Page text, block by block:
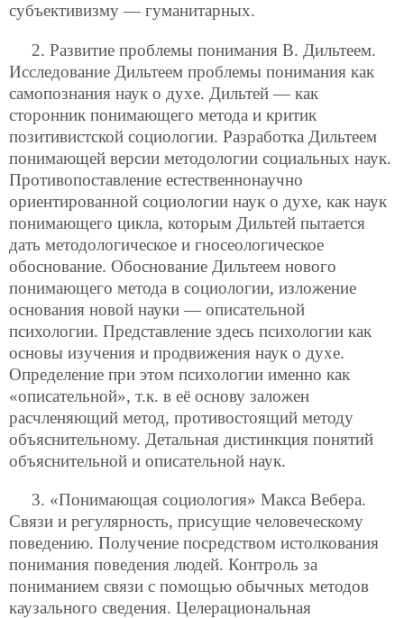
субъективизму — гуманитарных.
2. Развитие проблемы понимания В. Дильтеем.
Исследование Дильтеем проблемы понимания как
самопознания наук о духе. Дильтей — как
сторонник понимающего метода и критик
позитивистской социологии. Разработка Дильтеем
понимающей версии методологии социальных наук.
Противопоставление естественнонаучно
ориентированной социологии наук о духе, как наук
понимающего цикла, которым Дильтей пытается
дать методологическое и гносеологическое
обоснование. Обоснование Дильтеем нового
понимающего метода в социологии, изложение
основания новой науки — описательной
психологии. Представление здесь психологии как
основы изучения и продвижения наук о духе.
Определение при этом психологии именно как
«описательной», т.к. в её основу заложен
расчленяющий метод, противостоящий методу
объяснительному. Детальная дистинкция понятий
объяснительной и описательной наук.
3. «Понимающая социология» Макса Вебера.
Связи и регулярность, присущие человеческому
поведению. Получение посредством истолкования
понимания поведения людей. Контроль за
пониманием связи с помощью обычных методов
каузального сведения. Целерациональная